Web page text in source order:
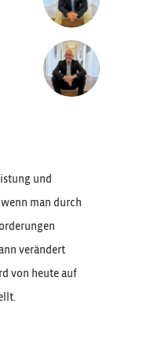
und
man durch
verändert
von heute auf